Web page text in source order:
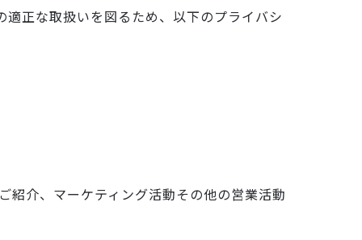
保険事業
正な取扱いを図るため、以下のプライバシ
紹介、マーケティング活動その他の営業活動